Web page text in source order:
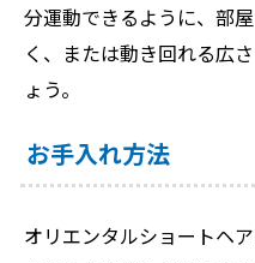
分運動できるように、部
く、または動き回れる広
ょう。
お手入れ方法
オリエンタルショートヘ